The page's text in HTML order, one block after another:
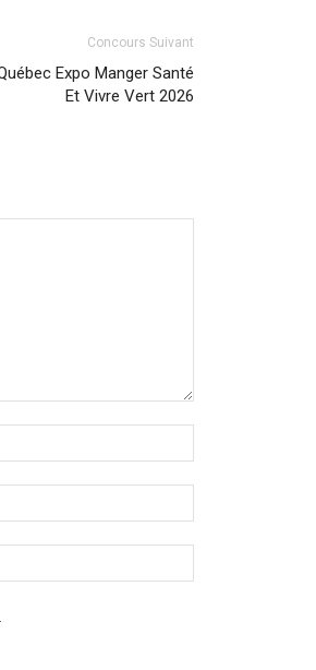
Concours Suivant
Expo Manger Santé
Et Vivre Vert 2026